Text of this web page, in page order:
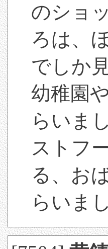
のショ
ろは、
でしか
幼稚園
らいま
ストフ
る、お
らいま